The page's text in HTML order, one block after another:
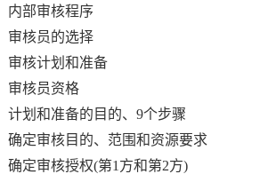
内部审核程序
审核员的选择
审核计划和准备
审核员资格
计划和准备的目的、9个步骤
确定审核目的、范围和资源要求
确定审核授权(第1方和第2方)